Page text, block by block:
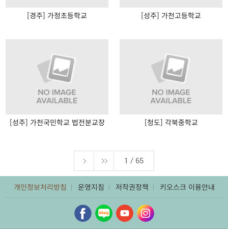
[경주] 가정초등학교 [성주] 가천고등학교
[성주] 가천국민학교 법전분교장 [청도] 각북중학교
1 / 65
개인정보처리방침 운영지침 저작권정책 키오스크 이용안내